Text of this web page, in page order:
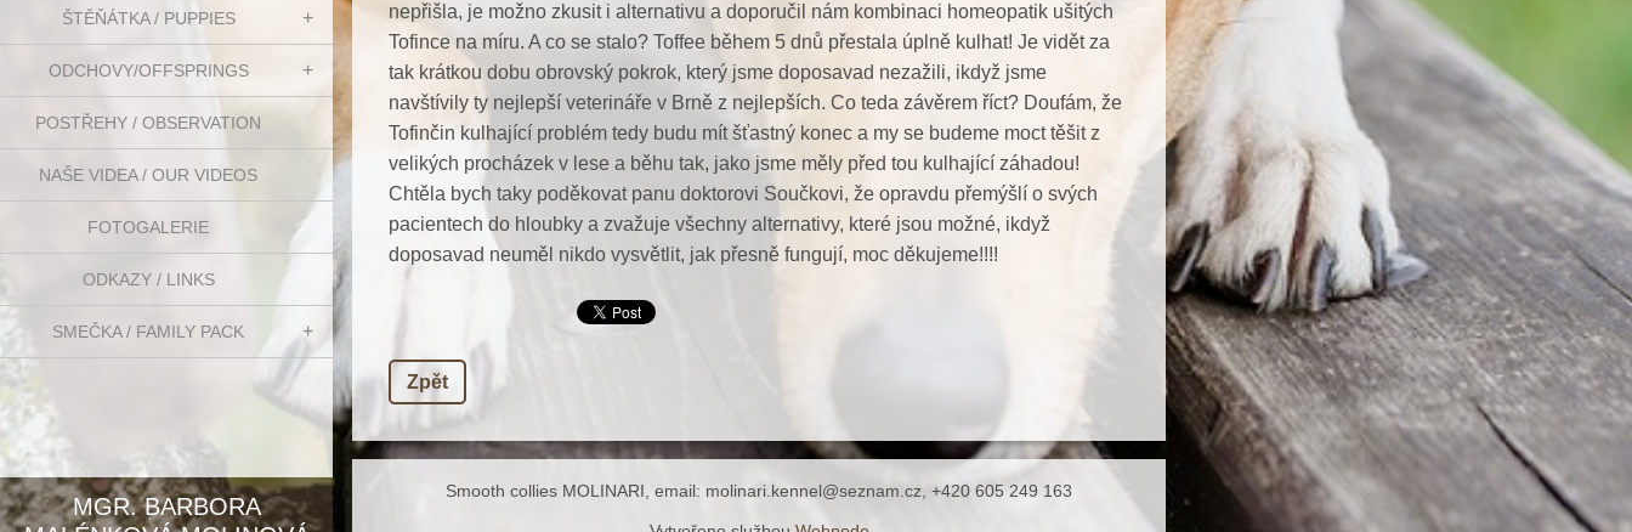
ŠTĚŇÁTKA / PUPPIES
ODCHOVY/OFFSPRINGS
POSTŘEHY / OBSERVATION
NAŠE VIDEA / OUR VIDEOS
FOTOGALERIE
ODKAZY / LINKS
SMEČKA / FAMILY PACK
MGR. BARBORA
nepřišla, je možno zkusit i alternativu a doporučil nám kombinaci homeopatik ušitých
Tofince na míru. A co se stalo? Toffee během 5 dnů přestala úplně kulhat! Je vidět za
tak krátkou dobu obrovský pokrok, který jsme doposavad nezažili, ikdyž jsme
navštívily ty nejlepší veterináře v Brně z nejlepších. Co teda závěrem říct? Doufám, že
Tofinčin kulhající problém tedy budu mít šťastný konec a my se budeme moct těšit z
velikých procházek v lese a běhu tak, jako jsme měly před tou kulhající záhadou!
Chtěla bych taky poděkovat panu doktorovi Součkovi, že opravdu přemýšlí o svých
pacientech do hloubky a zvažuje všechny alternativy, které jsou možné, ikdyž
doposavad neuměl nikdo vysvětlit, jak přesně fungují, moc děkujeme!!!!
Zpět
Smooth collies MOLINARI, email: molinari.kennel@seznam.cz, +420 605 249 163